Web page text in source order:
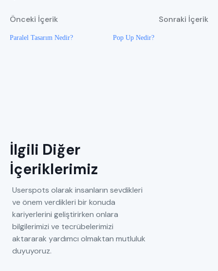
Sonraki İçerik
Önceki İçerik
Paralel Tasarım Nedir? Pop Up Nedir?
İlgili Diğer
İçeriklerimiz
Userspots olarak insanların sevdikleri
ve önem verdikleri bir konuda
kariyerlerini geliştirirken onlara
bilgilerimizi ve tecrübelerimizi
aktararak yardımcı olmaktan mutluluk
duyuyoruz.